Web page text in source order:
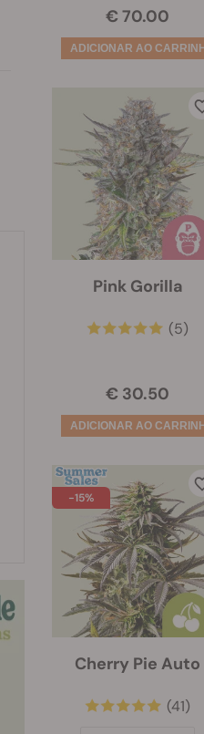
€ 70.00
Pink Gorilla
(5)
€ 30.50
-15%
Cherry Pie Auto
(41)